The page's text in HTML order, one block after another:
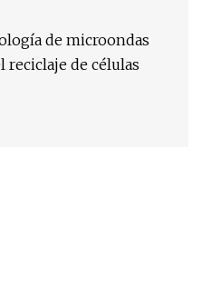
de microondas
reciclaje de células